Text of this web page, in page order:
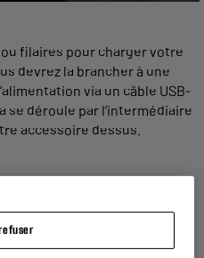
filaires pour charger votre
devrez la brancher à une
via un câble USB-
se déroule par l’intermédiaire
accessoire dessus.
ma montre